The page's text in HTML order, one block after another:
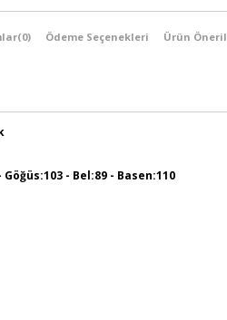
(0) Ödeme Seçenekleri Ürün
- Bel:89 - Basen:110